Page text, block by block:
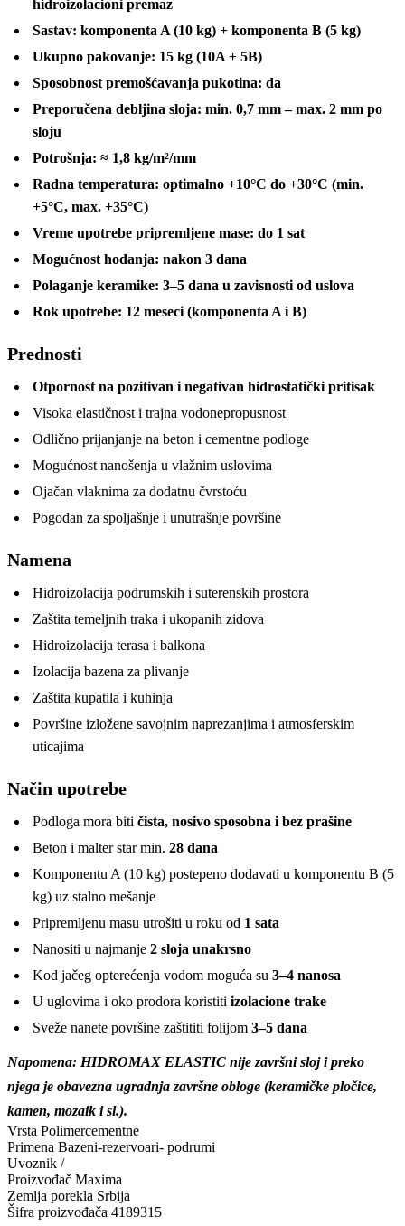
hidroizolacioni premaz
Sastav: komponenta A (10 kg) + komponenta B (5 kg)
Ukupno pakovanje: 15 kg (10A + 5B)
Sposobnost premošćavanja pukotina: da
Preporučena debljina sloja: min. 0,7 mm – max. 2 mm po
sloju
Potrošnja: ≈ 1,8 kg/m²/mm
Radna temperatura: optimalno +10°C do +30°C (min.
+5°C, max. +35°C)
Vreme upotrebe pripremljene mase: do 1 sat
Mogućnost hodanja: nakon 3 dana
Polaganje keramike: 3–5 dana u zavisnosti od uslova
Rok upotrebe: 12 meseci (komponenta A i B)
Prednosti
Otpornost na pozitivan i negativan hidrostatički pritisak
Visoka elastičnost i trajna vodonepropusnost
Odlično prijanjanje na beton i cementne podloge
Mogućnost nanošenja u vlažnim uslovima
Ojačan vlaknima za dodatnu čvrstoću
Pogodan za spoljašnje i unutrašnje površine
Namena
Hidroizolacija podrumskih i suterenskih prostora
Zaštita temeljnih traka i ukopanih zidova
Hidroizolacija terasa i balkona
Izolacija bazena za plivanje
Zaštita kupatila i kuhinja
Površine izložene savojnim naprezanjima i atmosferskim
uticajima
Način upotrebe
Podloga mora biti čista, nosivo sposobna i bez prašine
Beton i malter star min. 28 dana
Komponentu A (10 kg) postepeno dodavati u komponentu B (5
kg) uz stalno mešanje
Pripremljenu masu utrošiti u roku od 1 sata
Nanositi u najmanje 2 sloja unakrsno
Kod jačeg opterećenja vodom moguća su 3–4 nanosa
U uglovima i oko prodora koristiti izolacione trake
Sveže nanete površine zaštititi folijom 3–5 dana
Napomena: HIDROMAX ELASTIC nije završni sloj i preko
njega je obavezna ugradnja završne obloge (keramičke pločice,
kamen, mozaik i sl.).
Vrsta Polimercementne
Primena Bazeni-rezervoari- podrumi
Uvoznik /
Proizvođač Maxima
Zemlja porekla Srbija
Šifra proizvođača 4189315